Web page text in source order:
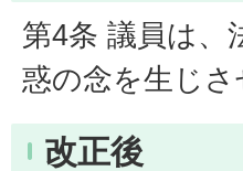
第4条 議員は、
惑の念を生じ
改正後